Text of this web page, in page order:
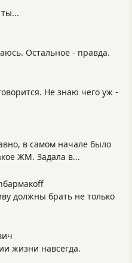
Остальное - правда.
Не знаю чего уж -
в самом начале было
ЖМ. Задала в...
должны брать не только
жизни навсегда.